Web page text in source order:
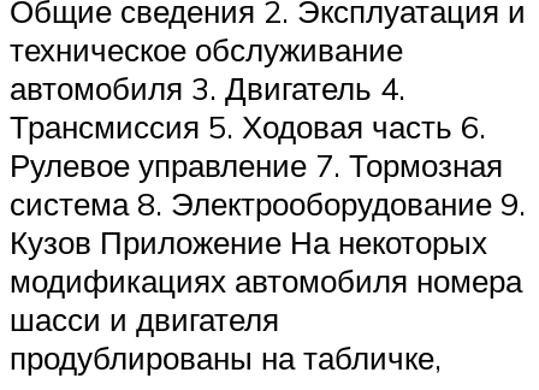
Общие сведения 2. Эксплуатация и
техническое обслуживание
автомобиля 3. Двигатель 4.
Трансмиссия 5. Ходовая часть 6.
Рулевое управление 7. Тормозная
система 8. Электрооборудование 9.
Кузов Приложение На некоторых
модификациях автомобиля номера
шасси и двигателя
продублированы на табличке,